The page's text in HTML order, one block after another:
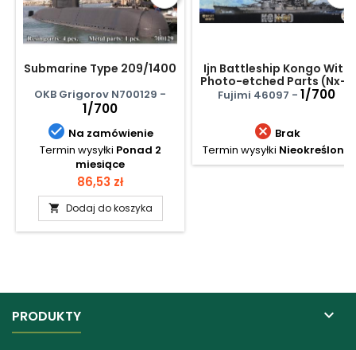
Submarine Type 209/1400
OKB Grigorov N700129 -
1/700
 Na zamówienie
Termin wysyłki Ponad 2
miesiące
Cena
86,53 zł
 Dodaj do koszyka
Ijn Battleship Kongo With
Photo-etched Parts (Nx-7
Ex-201)
Fujimi 46097 - 1/700
 Brak
Termin wysyłki Nieokreślony
PRODUKTY 